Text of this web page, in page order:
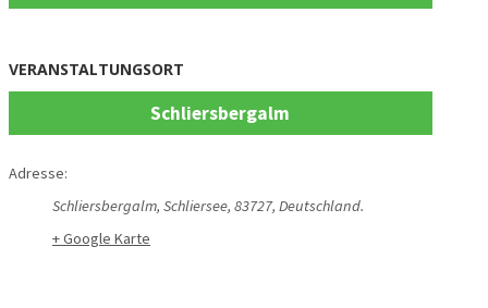
VERANSTALTUNGSORT
Schliersbergalm
Adresse:
Schliersbergalm, Schliersee, 83727, Deutschland.
+ Google Karte